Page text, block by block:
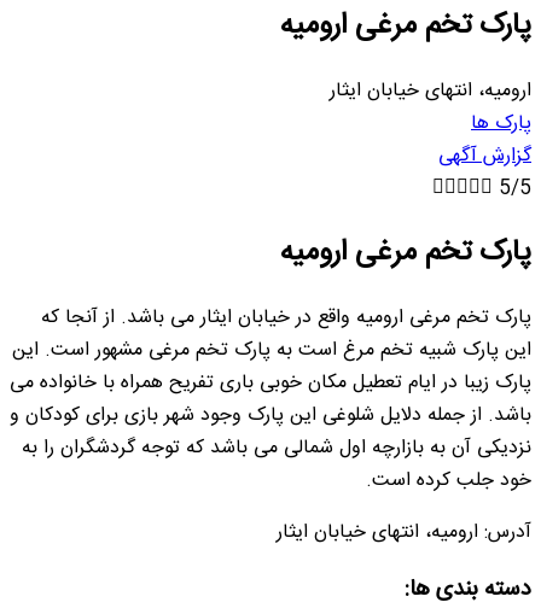
پارک تخم مرغی ارومیه
ارومیه، انتهای خیابان ایثار
پارک ها
گزارش آگهی
 5/5
پارک تخم مرغی ارومیه
پارک تخم مرغی ارومیه واقع در خیابان ایثار می باشد. از آنجا که
این پارک شبیه تخم مرغ است به پارک تخم مرغی مشهور است. این
پارک زیبا در ایام تعطیل مکان خوبی باری تفریح همراه با خانواده می
باشد. از جمله دلایل شلوغی این پارک وجود شهر بازی برای کودکان و
نزدیکی آن به بازارچه اول شمالی می باشد که توجه گردشگران را به
خود جلب کرده است.
آدرس: ارومیه، انتهای خیابان ایثار
دسته بندی ها: